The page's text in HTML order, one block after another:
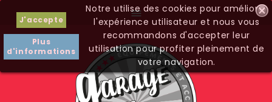

J'accepte
Plus
d'informations
Notre utilise des cookies pour améliorer
l'expérience utilisateur et nous vous
recommandons d'accepter leur
utilisation pour profiter pleinement de
votre navigation.